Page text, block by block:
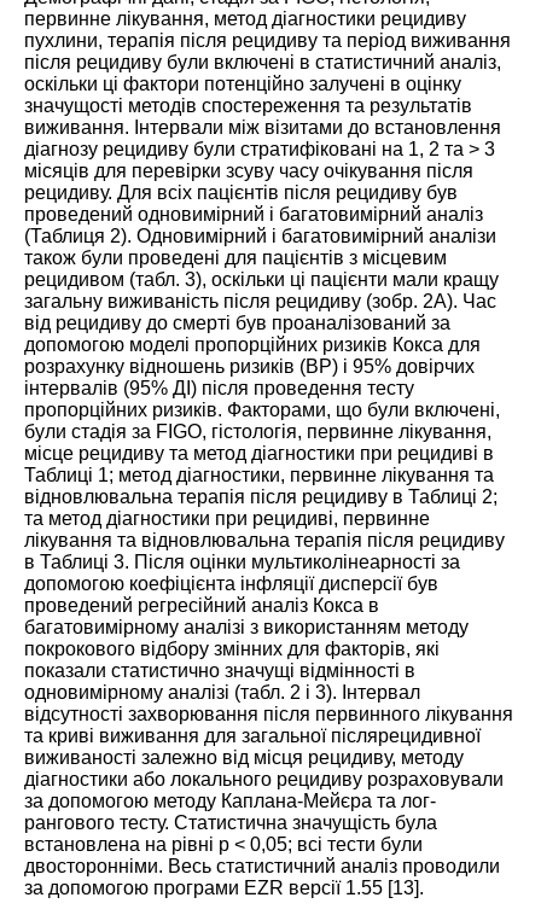
первинне лікування, метод діагностики рецидиву
пухлини, терапія після рецидиву та період виживання
після рецидиву були включені в статистичний аналіз,
оскільки ці фактори потенційно залучені в оцінку
значущості методів спостереження та результатів
виживання. Інтервали між візитами до встановлення
діагнозу рецидиву були стратифіковані на 1, 2 та > 3
місяців для перевірки зсуву часу очікування після
рецидиву. Для всіх пацієнтів після рецидиву був
проведений одновимірний і багатовимірний аналіз
(Таблиця 2). Одновимірний і багатовимірний аналізи
також були проведені для пацієнтів з місцевим
рецидивом (табл. 3), оскільки ці пацієнти мали кращу
загальну виживаність після рецидиву (зобр. 2А). Час
від рецидиву до смерті був проаналізований за
допомогою моделі пропорційних ризиків Кокса для
розрахунку відношень ризиків (ВР) і 95% довірчих
інтервалів (95% ДІ) після проведення тесту
пропорційних ризиків. Факторами, що були включені,
були стадія за FIGO, гістологія, первинне лікування,
місце рецидиву та метод діагностики при рецидиві в
Таблиці 1; метод діагностики, первинне лікування та
відновлювальна терапія після рецидиву в Таблиці 2;
та метод діагностики при рецидиві, первинне
лікування та відновлювальна терапія після рецидиву
в Таблиці 3. Після оцінки мультиколінеарності за
допомогою коефіцієнта інфляції дисперсії був
проведений регресійний аналіз Кокса в
багатовимірному аналізі з використанням методу
покрокового відбору змінних для факторів, які
показали статистично значущі відмінності в
одновимірному аналізі (табл. 2 і 3). Інтервал
відсутності захворювання після первинного лікування
та криві виживання для загальної післярецидивної
виживаності залежно від місця рецидиву, методу
діагностики або локального рецидиву розраховували
за допомогою методу Каплана-Мейєра та лог-
рангового тесту. Статистична значущість була
встановлена на рівні p < 0,05; всі тести були
двосторонніми. Весь статистичний аналіз проводили
за допомогою програми EZR версії 1.55 [13].